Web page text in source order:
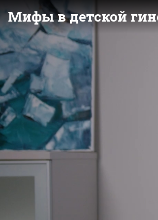
Мифы в детской